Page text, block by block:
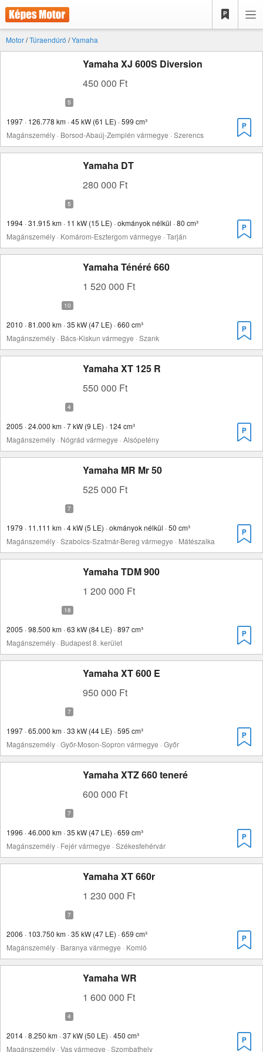
Motor/Túraendúró /Yamaha
Yamaha XJ 600S Diversion
450 000 Ft
1997 · 126.778 km · 45 kW (61 LE) · 599 cm³
Magánszemély · Borsod-Abaúj-Zemplén vármegye · Szerencs
Yamaha DT
280 000 Ft
1994 · 31.915 km · 11 kW (15 LE) · okmányok nélkül · 80 cm³
Magánszemély · Komárom-Esztergom vármegye · Tarján
Yamaha Ténéré 660
1 520 000 Ft
2010 · 81.000 km · 35 kW (47 LE) · 660 cm³
Magánszemély · Bács-Kiskun vármegye · Szank
Yamaha XT 125 R
550 000 Ft
2005 · 24.000 km · 7 kW (9 LE) · 124 cm³
Magánszemély · Nógrád vármegye · Alsópetény
Yamaha MR Mr 50
525 000 Ft
1979 · 11.111 km · 4 kW (5 LE) · okmányok nélkül · 50 cm³
Magánszemély · Szabolcs-Szatmár-Bereg vármegye · Mátészalka
Yamaha TDM 900
1 200 000 Ft
2005 · 98.500 km · 63 kW (84 LE) · 897 cm³
Magánszemély · Budapest 8. kerület
Yamaha XT 600 E
950 000 Ft
1997 · 65.000 km · 33 kW (44 LE) · 595 cm³
Magánszemély · Győr-Moson-Sopron vármegye · Győr
Yamaha XTZ 660 teneré
600 000 Ft
1996 · 46.000 km · 35 kW (47 LE) · 659 cm³
Magánszemély · Fejér vármegye · Székesfehérvár
Yamaha XT 660r
1 230 000 Ft
2006 · 103.750 km · 35 kW (47 LE) · 659 cm³
Magánszemély · Baranya vármegye · Komló
Yamaha WR
1 600 000 Ft
2014 · 8.250 km · 37 kW (50 LE) · 450 cm³
Magánszemély · Vas vármegye · Szombathely